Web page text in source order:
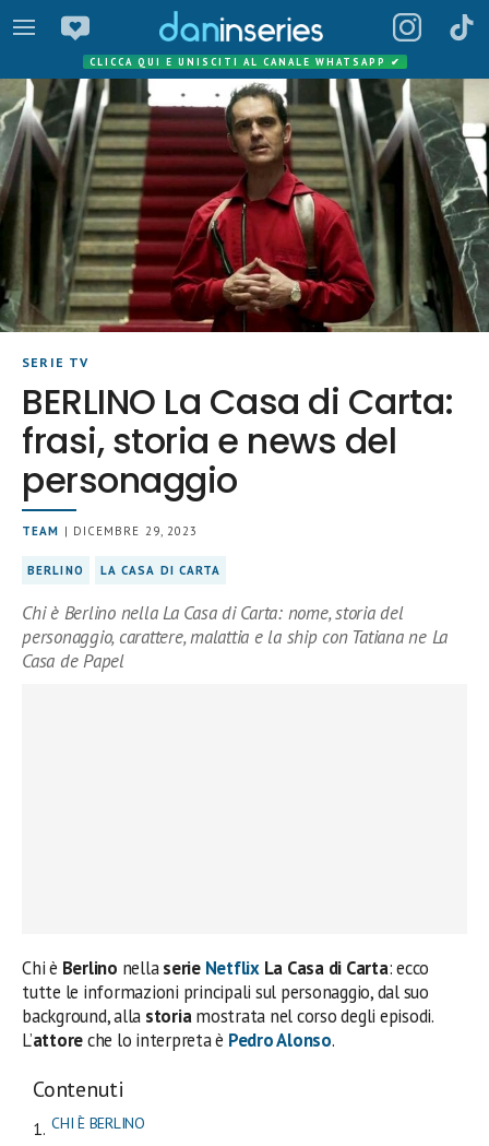
CLICCA QUI E UNISCITI AL CANALE WHATSAPP ✔
SERIE TV
BERLINO La Casa di Carta:
frasi, storia e news del
personaggio
TEAM | DICEMBRE 29, 2023
BERLINO LA CASA DI CARTA
Chi è Berlino nella La Casa di Carta: nome, storia del
personaggio, carattere, malattia e la ship con Tatiana ne La
Casa de Papel
Chi è Berlino nellaserie NetflixLa Casa di Carta: ecco
tutte le informazioni principali sul personaggio, dal suo
background, alla storiamostrata nel corso degli episodi.
L’attoreche lo interpreta è Pedro Alonso.
Contenuti
CHI È BERLINO